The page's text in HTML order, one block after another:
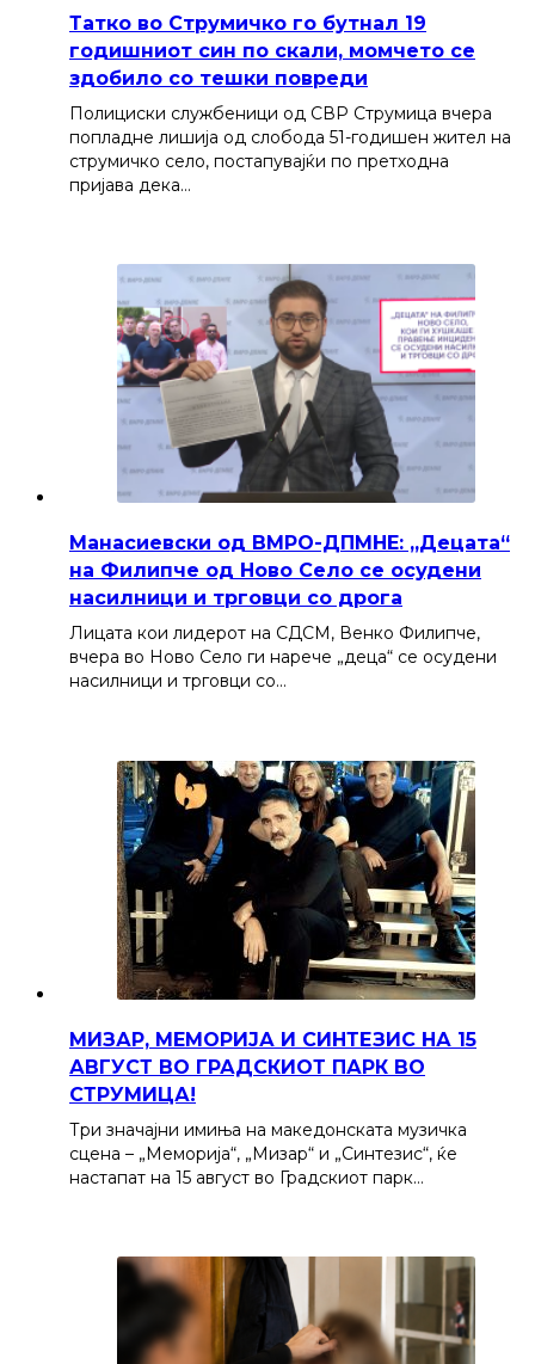
Татко во Струмичко го бутнал 19
годишниот син по скали, момчето се
здобило со тешки повреди
Полициски службеници од СВР Струмица вчера
попладне лишија од слобода 51-годишен жител на
струмичко село, постапувајќи по претходна
пријава дека…
Манасиевски од ВМРО-ДПМНЕ: „Децата“
на Филипче од Ново Село се осудени
насилници и трговци со дрога
Лицата кои лидерот на СДСМ, Венко Филипче,
вчера во Ново Село ги нарече „деца“ се осудени
насилници и трговци со…
МИЗАР, МЕМОРИЈА И СИНТЕЗИС НА 15
АВГУСТ ВО ГРАДСКИОТ ПАРК ВО
СТРУМИЦА!
Три значајни имиња на македонската музичка
сцена – „Меморија“, „Мизар“ и „Синтезис“, ќе
настапат на 15 август во Градскиот парк…